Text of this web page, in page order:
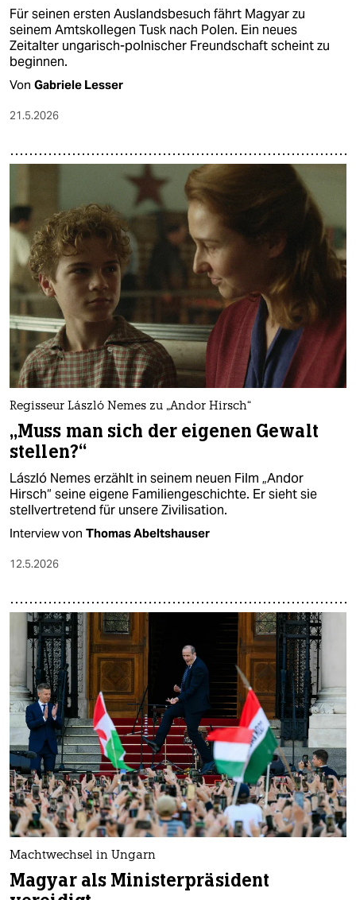
Für seinen ersten Auslandsbesuch fährt Magyar zu
seinem Amtskollegen Tusk nach Polen. Ein neues
Zeitalter ungarisch-polnischer Freundschaft scheint zu
beginnen.
Von Gabriele Lesser
21.5.2026
Regisseur László Nemes zu „Andor Hirsch“
„Muss man sich der eigenen Gewalt
stellen?“
László Nemes erzählt in seinem neuen Film „Andor
Hirsch“ seine eigene Familiengeschichte. Er sieht sie
stellvertretend für unsere Zivilisation.
Interview von Thomas Abeltshauser
12.5.2026
Machtwechsel in Ungarn
Magyar als Ministerpräsident